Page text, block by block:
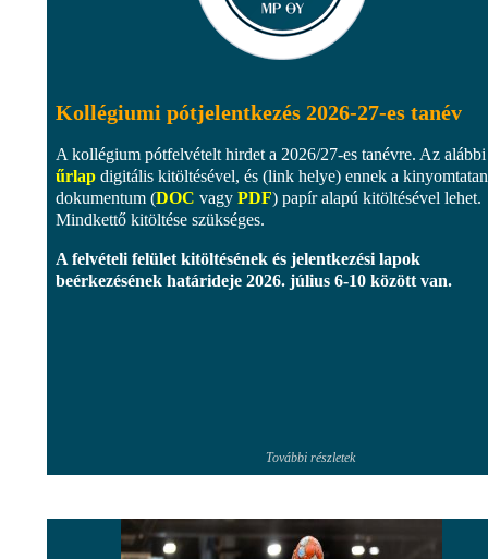
Kollégiumi pótjelentkezés 2026-27-es tanév
A kollégium pótfelvételt hirdet a 2026/27-es tanévre. Az alábbi
űrlap digitális kitöltésével, és (link helye) ennek a
dokumentum (DOC vagy PDF) papír alapú kitöltésével lehet.
Mindkettő kitöltése szükséges.
A felvételi felület kitöltésének és jelentkezési lapok
beérkezésének határideje 2026. július 6-10 között van.
További részletek